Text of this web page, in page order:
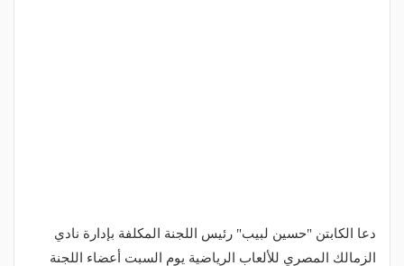
دعا الكابتن "حسين لبيب" رئيس اللجنة المكلفة بإدارة نادي
الزمالك المصري للألعاب الرياضية يوم السبت أعضاء اللجنة